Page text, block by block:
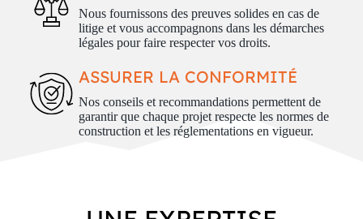
Nous fournissons des preuves solides en cas de
litige et vous accompagnons dans les démarches
légales pour faire respecter vos droits.
ASSURER LA CONFORMITÉ
Nos conseils et recommandations permettent de
garantir que chaque projet respecte les normes de
construction et les réglementations en vigueur.